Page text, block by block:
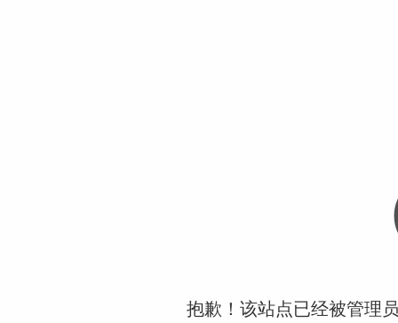
抱歉！该站点已经被管理